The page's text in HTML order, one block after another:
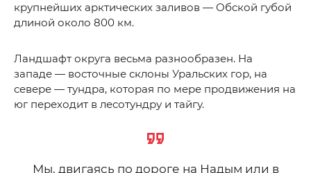
крупнейших арктических заливов — Обской губой
длиной около 800 км.
Ландшафт округа весьма разнообразен. На
западе — восточные склоны Уральских гор, на
севере — тундра, которая по мере продвижения на
юг переходит в лесотундру и тайгу.
Мы, двигаясь по дороге на Надым или в